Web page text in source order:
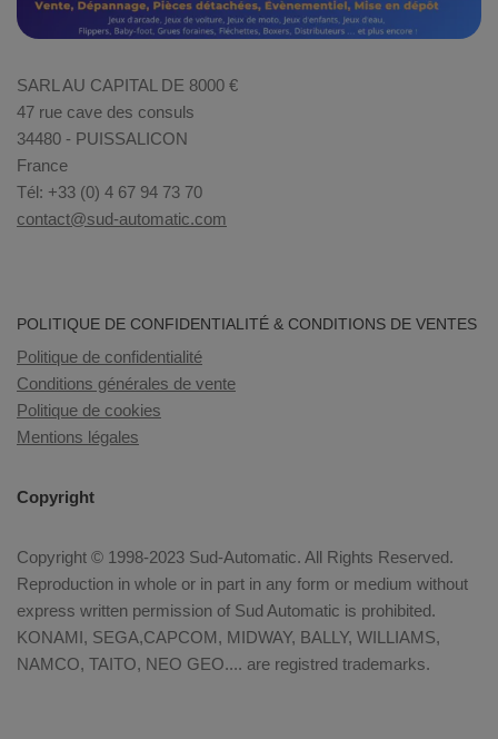
SARL AU CAPITAL DE 8000 €
47 rue cave des consuls
34480 - PUISSALICON
France
Tél: +33 (0) 4 67 94 73 70
contact@sud-automatic.com
POLITIQUE DE CONFIDENTIALITÉ & CONDITIONS DE VENTES
Politique de confidentialité
Conditions générales de vente
Politique de cookies
Mentions légales
Copyright
Copyright © 1998-2023 Sud-Automatic. All Rights Reserved.
Reproduction in whole or in part in any form or medium without
express written permission of Sud Automatic is prohibited.
KONAMI, SEGA,CAPCOM, MIDWAY, BALLY, WILLIAMS,
NAMCO, TAITO, NEO GEO.... are registred trademarks.